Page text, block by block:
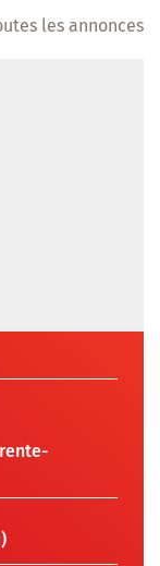
les annonces